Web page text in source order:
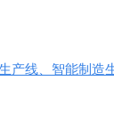
产线、智能制